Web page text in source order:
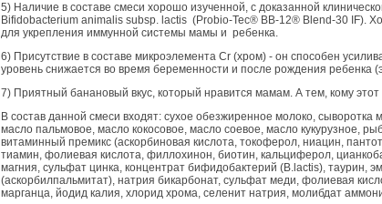
5) Наличие в составе смеси хорошо изученной, с доказанной
Bifidobacterium animalis subsp. lactis (Probio-Tec® BB-12® Blend-30 IF).
для укрепления иммунной системы мамы и ребенка.
6) Присутствие в составе микроэлемента Cr (хром) - он способен
уровень снижается во время беременности и после рождения
7) Приятный банановый вкус, который нравится мамам. А тем, кому
В состав данной смеси входят: сухое обезжиренное молоко,
масло пальмовое, масло кокосовое, масло соевое, масло кукурузное,
витаминный премикс (аскорбиновая кислота, токоферол, ниацин,
тиамин, фолиевая кислота, филлохинон, биотин, кальциферол,
магния, сульфат цинка, концентрат бифидобактерий (B.lactis), таурин,
(аскорбилпальмитат), натрия бикарбонат, сульфат меди, фолиевая
марганца, йодид калия, хлорид хрома, селенит натрия, молибдат